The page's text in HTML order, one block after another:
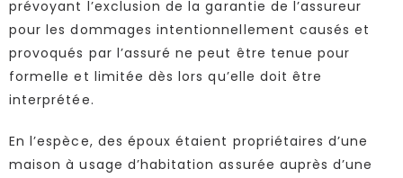
prévoyant l’exclusion de la garantie de l’assureur
pour les dommages intentionnellement causés et
provoqués par l’assuré ne peut être tenue pour
formelle et limitée dès lors qu’elle doit être
interprétée.
En l’espèce, des époux étaient propriétaires d’une
maison à usage d’habitation assurée auprès d’une